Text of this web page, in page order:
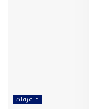
متفرقات